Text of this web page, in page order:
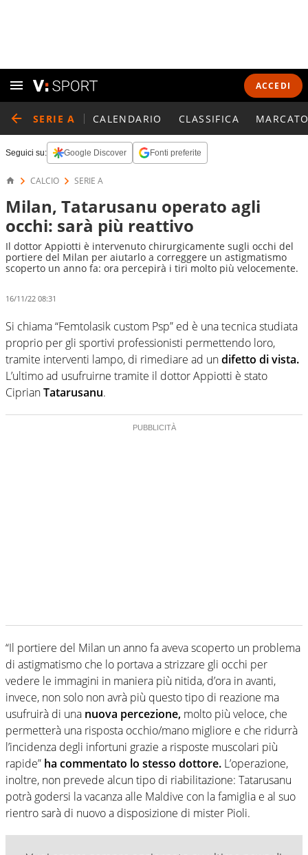
ACCEDI
SERIE A CALENDARIO CLASSIFICA
Seguici su: Google Discover Fonti preferite
CALCIO SERIE A
Milan, Tatarusanu operato agli
occhi: sarà più reattivo
Il dottor Appiotti è intervenuto chirurgicamente sugli occhi del
portiere del Milan per aiutarlo a correggere un astigmatismo
scoperto un anno fa: ora percepirà i tiri molto più velocemente.
16/11/22 08:31
Si chiama “Femtolasik custom Psp” ed è una tecnica studiata
proprio per gli sportivi professionisti permettendo loro,
tramite interventi lampo, di rimediare ad undifetto di vista.
L’ultimo ad usufruirne tramite il dottor Appiotti è stato
CiprianTatarusanu.
“Il portiere del Milan un anno fa aveva scoperto un problema
di astigmatismo che lo portava a strizzare gli occhi per
vedere le immagini in maniera più nitida, d’ora in avanti,
invece, non solo non avrà più questo tipo di reazione ma
usufruirà di una nuova percezione, molto più veloce, che
permetterà una risposta occhio/mano migliore e che ridurrà
l’incidenza degli infortuni grazie a risposte muscolari più
rapide” ha commentato lo stesso dottore. L’operazione,
inoltre, non prevede alcun tipo di riabilitazione: Tatarusanu
potrà godersi la vacanza alle Maldive con la famiglia e al suo
rientro sarà di nuovo a disposizione di mister Pioli.